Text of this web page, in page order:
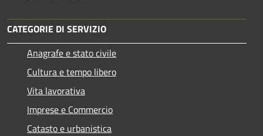
CATEGORIE DI SERVIZIO
Anagrafe e stato civile
Cultura e tempo libero
Vita lavorativa
Imprese e Commercio
Catasto e urbanistica